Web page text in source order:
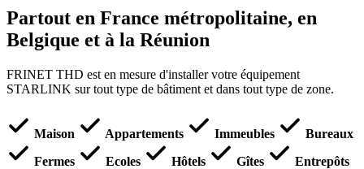
Partout en France métropolitaine, en
Belgique et à la Réunion
FRINET THD est en mesure d'installer votre équipement
STARLINK sur tout type de bâtiment et dans tout type de zone.
Maison Appartements Immeubles
Bureaux
Fermes
Ecoles Hôtels Gîtes
Entrepôts